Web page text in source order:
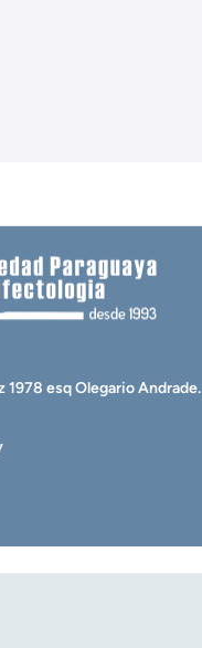
esq Olegario Andrade.